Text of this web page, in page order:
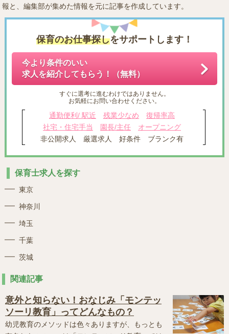
報と、編集部が集めた情報を元に記事を作成しています。
保育のお仕事探しをサポートします！
今より条件のいい
求人を紹介してもらう！（無料）
すぐに選考に進むわけではありません。
お気軽にお問い合わせください。
通勤便利/ 駅近 残業少なめ
復帰率高
社宅・住宅手当
園長/主任
オープニング
非公開求人
厳選求人 好条件 ブランク有
保育士求人を探す
東京
神奈川
埼玉
千葉
茨城
関連記事
意外と知らない！おなじみ「モンテッ
ソーリ教育」ってどんなもの？
幼児教育のメソッドは色々ありますが、もっとも